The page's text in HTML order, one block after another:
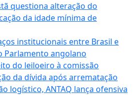
questiona alteração do
da idade mínima de
institucionais entre Brasil e
Parlamento angolano
do leiloeiro à comissão
da dívida após arrematação
logístico, ANTAQ lança ofensiva